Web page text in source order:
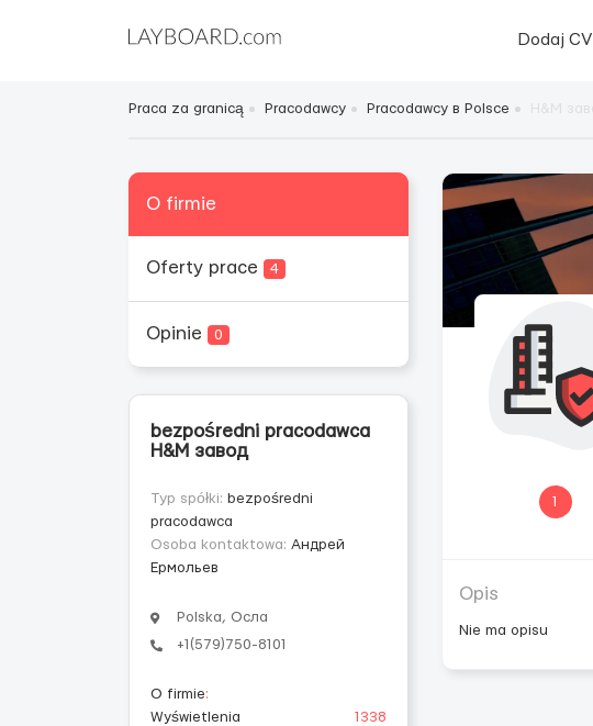
Dodaj CV
Praca za granicą Pracodawcy Pracodawcy в Polsce
O firmie
Oferty prace 4
Opinie 0
bezpośredni pracodawca
H&M завод
Typ spółki: bezpośredni
pracodawca
Osoba kontaktowa: Андрей
Ермольев
Polska, Осла
+1(579)750-8101
O firmie:
Wyświetlenia
1338
1
Opis
Nie ma opisu